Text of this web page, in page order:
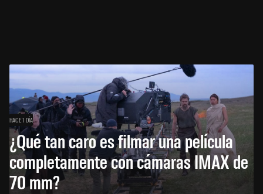
HACE 1 DÍA
¿Qué tan caro es filmar una película
completamente con cámaras IMAX de
70 mm?